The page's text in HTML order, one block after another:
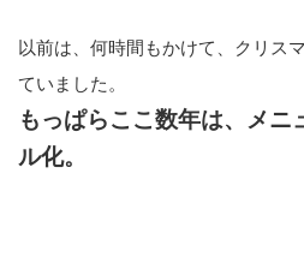
以前は、何時間もかけて、クリス
ていました。
もっぱらここ数年は、メニ
ル化。